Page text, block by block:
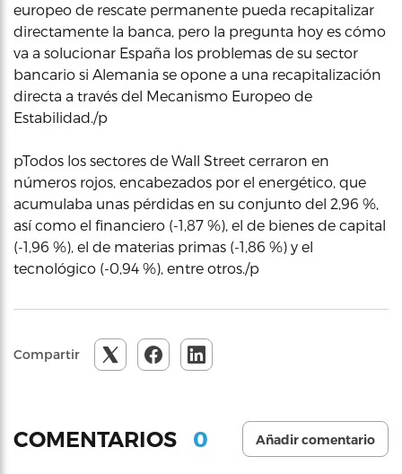
europeo de rescate permanente pueda recapitalizar
directamente la banca, pero la pregunta hoy es cómo
va a solucionar España los problemas de su sector
bancario si Alemania se opone a una recapitalización
directa a través del Mecanismo Europeo de
Estabilidad./p
pTodos los sectores de Wall Street cerraron en
números rojos, encabezados por el energético, que
acumulaba unas pérdidas en su conjunto del 2,96 %,
así como el financiero (-1,87 %), el de bienes de capital
(-1,96 %), el de materias primas (-1,86 %) y el
tecnológico (-0,94 %), entre otros./p
Compartir
COMENTARIOS 0 Añadir comentario